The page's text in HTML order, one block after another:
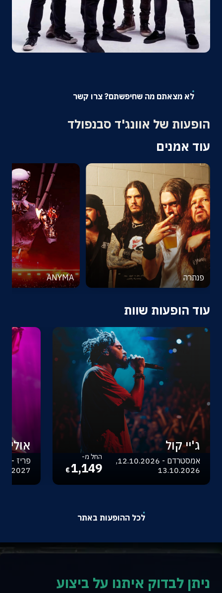
אודות
צרו קשר
לא מצאתם מה שחיפשתם? צרו קשר
הופעות של אוונג'ד סבנפולד
עוד אמנים
פנתרה ANYMA
עוד הופעות שוות
ג'יי קול
אמסטרדם - 12.10.2026,
13.10.2026
החל מ-
1,149
€
לכל ההופעות באתר
ניתן לבדוק איתנו על ביצוע